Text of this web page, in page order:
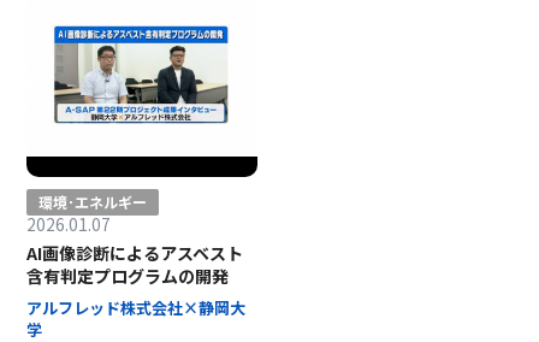
環境･エネルギー
2026.01.07
AI画像診断によるアスベスト
含有判定プログラムの開発
アルフレッド株式会社×静岡大
学